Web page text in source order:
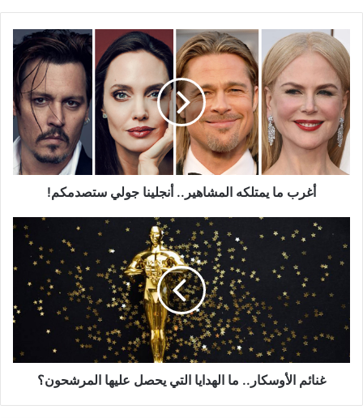
أغرب
ما
يمتلكه
المشاهير..
أنجلينا
جولي
ستصدمكم!
أغرب ما يمتلكه المشاهير.. أنجلينا جولي ستصدمكم!
الأوسكار..
ما
الهدايا
التي
يحصل
عليها
المرشحون؟
غنائم الأوسكار.. ما الهدايا التي يحصل عليها المرشحون؟